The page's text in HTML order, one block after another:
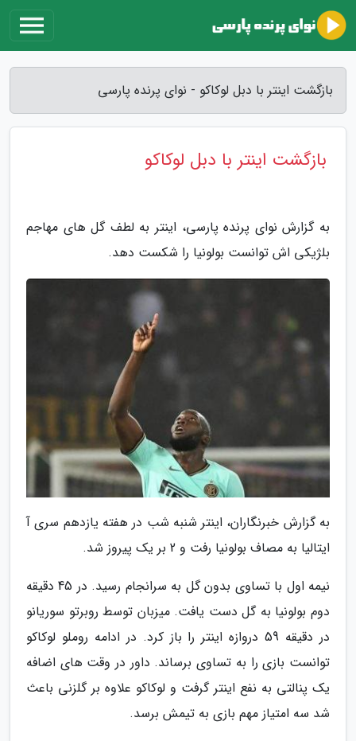
بازگشت اینتر با دبل لوکاکو - نوای پرنده پارسی
بازگشت اینتر با دبل لوکاکو
به گزارش نوای پرنده پارسی، اینتر به لطف گل های مهاجم
بلژیکی اش توانست بولونیا را شکست دهد.
به گزارش خبرنگاران، اینتر شنبه شب در هفته یازدهم سری آ
ایتالیا به مصاف بولونیا رفت و 2 بر یک پیروز شد.
نیمه اول با تساوی بدون گل به سرانجام رسید. در 45 دقیقه
دوم بولونیا به گل دست یافت. میزبان توسط روبرتو سوریانو
در دقیقه 59 دروازه اینتر را باز کرد. در ادامه روملو لوکاکو
توانست بازی را به تساوی برساند. داور در وقت های اضافه
یک پنالتی به نفع اینتر گرفت و لوکاکو علاوه بر گلزنی باعث
شد سه امتیاز مهم بازی به تیمش برسد.